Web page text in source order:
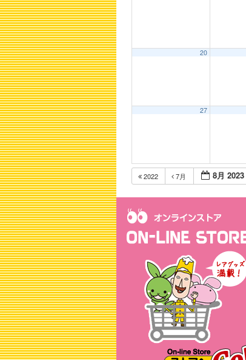
20
27
2022 7月 8月 2023